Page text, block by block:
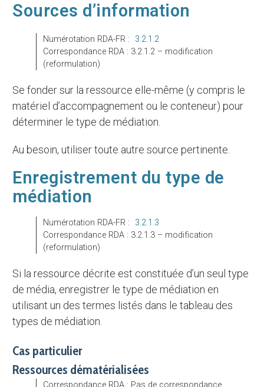
Sources d’information
Numérotation RDA-FR : 3.2.1.2
Correspondance RDA : 3.2.1.2 – modification
(reformulation)
Se fonder sur la ressource elle-même (y compris le
matériel d’accompagnement ou le conteneur) pour
déterminer le type de médiation.
Au besoin, utiliser toute autre source pertinente.
Enregistrement du type de
médiation
Numérotation RDA-FR : 3.2.1.3
Correspondance RDA : 3.2.1.3 – modification
(reformulation)
Si la ressource décrite est constituée d’un seul type
de média, enregistrer le type de médiation en
utilisant un des termes listés dans le tableau des
types de médiation.
Cas particulier
Ressources dématérialisées